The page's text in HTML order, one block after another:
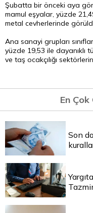
Şubatta bir önceki aya
mamul eşyalar, yüzde
metal cevherlerinde
Ana sanayi grupları
yüzde 19,53 ile dayanıklı
ve taş ocakçılığı
En
Son